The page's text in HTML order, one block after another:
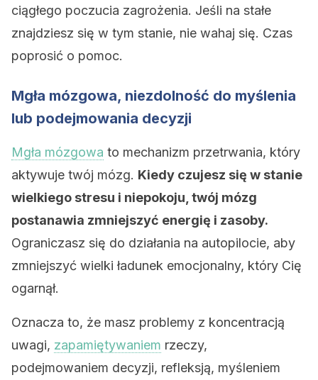
ciągłego poczucia zagrożenia. Jeśli na stałe
znajdziesz się w tym stanie, nie wahaj się. Czas
poprosić o pomoc.
Mgła mózgowa, niezdolność do myślenia
lub podejmowania decyzji
Mgła mózgowa to mechanizm przetrwania, który
aktywuje twój mózg. Kiedy czujesz się w stanie
wielkiego stresu i niepokoju, twój mózg
postanawia zmniejszyć energię i zasoby.
Ograniczasz się do działania na autopilocie, aby
zmniejszyć wielki ładunek emocjonalny, który Cię
ogarnął.
Oznacza to, że masz problemy z koncentracją
uwagi, zapamiętywaniem rzeczy,
podejmowaniem decyzji, refleksją, myśleniem